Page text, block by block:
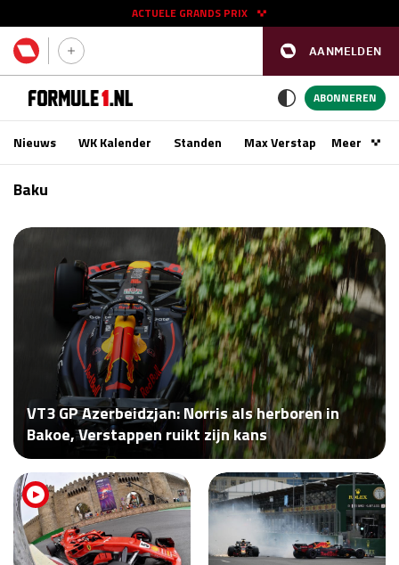
AANMELDEN
ACTUELE GRANDS PRIX
11 - 13 sep
Race
GP AZERBEIDZJAN 2026 24 - 26 sep
Kwalificatie
vr 14:00 - 15:00
Race
za 13:00 - 15:00
GP SINGAPORE 2026 09 - 11 okt
Kwalificatie
za 15:00 - 16:00
Race
zo 14:00 - 16:00
GP VERENIGDE STATEN 2026 23 - 25 okt
GP SÃO PAULO 2026 06 - 08 nov
ABONNEREN
Nieuws WK Kalender Standen Max VerstappenMeer
Baku
VT3 GP Azerbeidzjan: Norris als herboren in
Bakoe, Verstappen ruikt zijn kans